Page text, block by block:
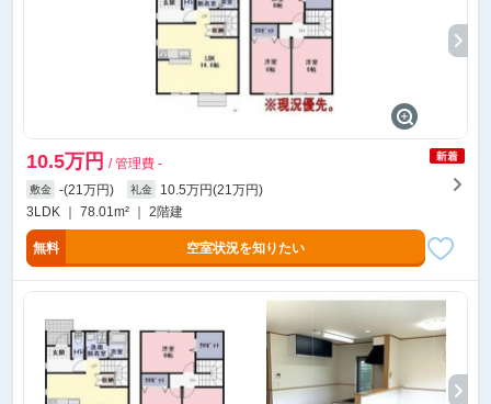
10.5万円 / 管理費 -
敷金 -(21万円) 礼金
10.5万円(21万円)
3LDK ｜ 78.01m² ｜ 2階建
無料 空室状況を知りたい